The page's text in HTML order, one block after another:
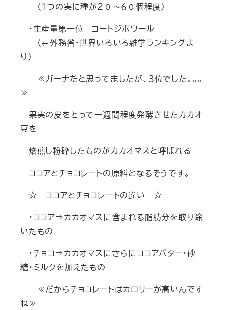
（１つの実に種が２０～６０個程度）
・生産量第一位 コートジボワール
（←外務省・世界いろいろ雑学ランキングよ
り）
≪ガーナだと思ってましたが、３位でした。。。
≫
果実の皮をとって一週間程度発酵させたカカオ
豆を
焙煎し粉砕したものがカカオマスと呼ばれる
ココアとチョコレートの原料となるそうです。
☆ ココアとチョコレートの違い ☆
・ココア⇒カカオマスに含まれる脂肪分を取り除
いたもの
・チョコ⇒カカオマスにさらにココアバター・砂
糖・ミルクを加えたもの
≪だからチョコレートはカロリーが高いんです
ね≫